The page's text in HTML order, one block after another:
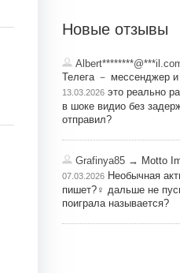
Новые отзывы
Телега － мессенджер и
13.03.2026 это реально
в шоке видио без
отправил?
Grafinya85 → Motto
07.03.2026 Необычная
пишет?‍♀️ дальше не
поиграла называется?